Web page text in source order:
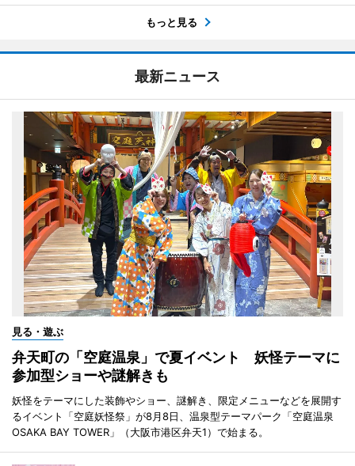
もっと見る
最新ニュース
見る・遊ぶ
弁天町の「空庭温泉」で夏イベント 妖怪テーマに
参加型ショーや謎解きも
妖怪をテーマにした装飾やショー、謎解き、限定メニューなどを展開す
るイベント「空庭妖怪祭」が8月8日、温泉型テーマパーク「空庭温泉
OSAKA BAY TOWER」（大阪市港区弁天1）で始まる。